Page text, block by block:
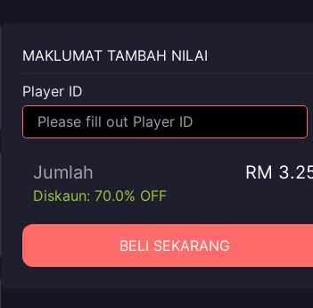
MAKLUMAT TAMBAH NILAI
Player ID
Jumlah RM
Diskaun: 70.0% OFF
BELI SEKARANG